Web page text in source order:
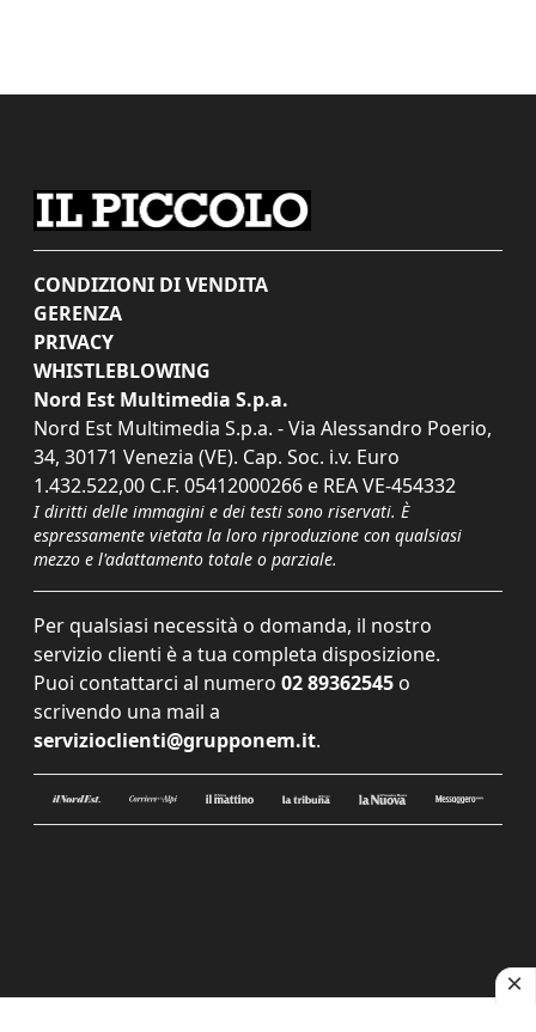
CONDIZIONI DI VENDITA
GERENZA
PRIVACY
WHISTLEBLOWING
Nord Est Multimedia S.p.a.
Nord Est Multimedia S.p.a. - Via Alessandro Poerio,
34, 30171 Venezia (VE). Cap. Soc. i.v. Euro
1.432.522,00 C.F. 05412000266 e REA VE-454332
I diritti delle immagini e dei testi sono riservati. È
espressamente vietata la loro riproduzione con qualsiasi
mezzo e l'adattamento totale o parziale.
Per qualsiasi necessità o domanda, il nostro
servizio clienti è a tua completa disposizione.
Puoi contattarci al numero 02 89362545 o
scrivendo una mail a
servizioclienti@grupponem.it.